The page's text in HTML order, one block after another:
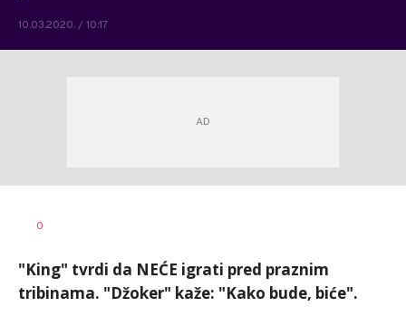
10.03.2020. / 10:17
AUTOR
0
"King" tvrdi da NEĆE igrati pred praznim
tribinama. "Džoker" kaže: "Kako bude, biće".